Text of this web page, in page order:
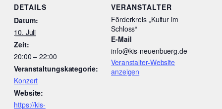
DETAILS
Datum:
10. Juli
Zeit:
20:00 – 22:00
Veranstaltungskategorie:
Konzert
Website:
https://kis-
VERANSTALTER
Förderkreis „Kultur im
Schloss“
E-Mail
info@kis-neuenbuerg.de
Veranstalter-Website
anzeigen